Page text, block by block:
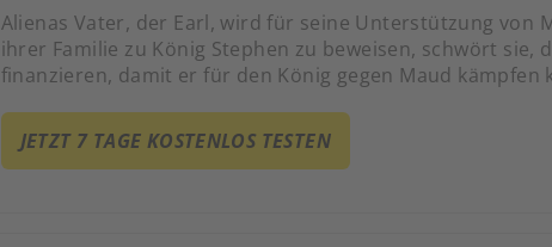
Alienas Vater, der Earl, wird für seine Unterstützung von
ihrer Familie zu König Stephen zu beweisen, schwört sie,
finanzieren, damit er für den König gegen Maud kämpfen
JETZT 7 TAGE KOSTENLOS TESTEN